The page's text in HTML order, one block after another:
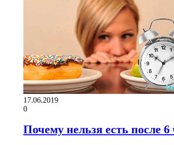
17.06.2019
0
Почему нельзя есть после